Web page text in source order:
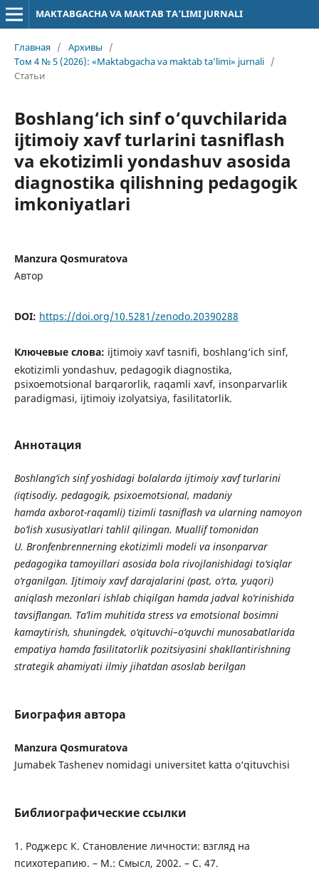
MAKTABGACHA VA MAKTAB TA’LIMI JURNALI
Главная / Архивы
/
Том 4 № 5 (2026): «Maktabgacha va maktab ta’limi» jurnali /
Статьи
Boshlang‘ich sinf o‘quvchilarida
ijtimoiy xavf turlarini tasniflash
va ekotizimli yondashuv asosida
diagnostika qilishning pedagogik
imkoniyatlari
Manzura Qosmuratova
Автор
DOI: https://doi.org/10.5281/zenodo.20390288
Ключевые слова: ijtimoiy xavf tasnifi, boshlang‘ich sinf,
ekotizimli yondashuv, pedagogik diagnostika,
psixoemotsional barqarorlik, raqamli xavf, insonparvarlik
paradigmasi, ijtimoiy izolyatsiya, fasilitatorlik.
Аннотация
Boshlang‘ich sinf yoshidagi bolalarda ijtimoiy xavf turlarini
(iqtisodiy, pedagogik, psixoemotsional, madaniy
hamda axborot-raqamli) tizimli tasniflash va ularning namoyon
bo‘lish xususiyatlari tahlil qilingan. Muallif tomonidan
U. Bronfenbrennerning ekotizimli modeli va insonparvar
pedagogika tamoyillari asosida bola rivojlanishidagi to‘siqlar
o‘rganilgan. Ijtimoiy xavf darajalarini (past, o‘rta, yuqori)
aniqlash mezonlari ishlab chiqilgan hamda jadval ko‘rinishida
tavsiflangan. Ta’lim muhitida stress va emotsional bosimni
kamaytirish, shuningdek, o‘qituvchi–o‘quvchi munosabatlarida
empatiya hamda fasilitatorlik pozitsiyasini shakllantirishning
strategik ahamiyati ilmiy jihatdan asoslab berilgan
Биография автора
Manzura Qosmuratova
Jumabek Tashenev nomidagi universitet katta o‘qituvchisi
Библиографические ссылки
1. Роджерс К. Становление личности: взгляд на
психотерапию. – М.: Смысл, 2002. – С. 47.